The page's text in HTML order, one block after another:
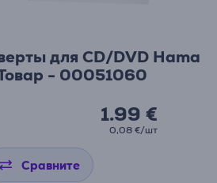
для CD/DVD Hama
- 00051060
1.99 €
0,08 €/шт
Сравните